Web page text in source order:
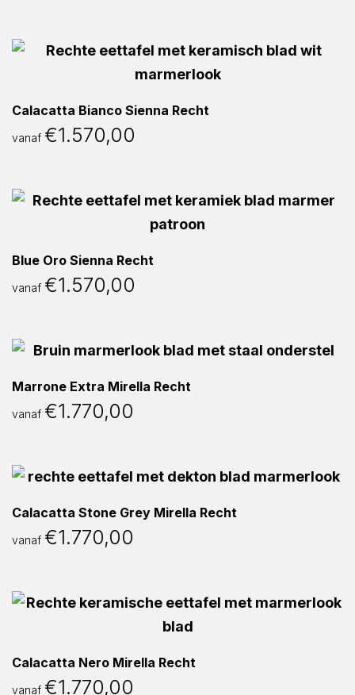
Calacatta Bianco Sienna Recht
vanaf €1.570,00
Blue Oro Sienna Recht
vanaf €1.570,00
Marrone Extra Mirella Recht
vanaf €1.770,00
Calacatta Stone Grey Mirella Recht
vanaf €1.770,00
Calacatta Nero Mirella Recht
vanaf €1.770,00